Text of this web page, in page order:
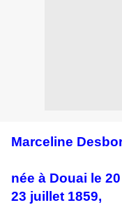
Marceline
née à Douai le
23 juillet 1859,